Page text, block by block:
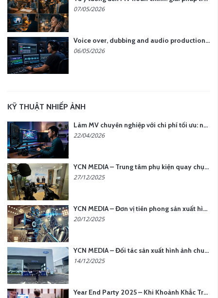
07/05/2026
Voice over, dubbing and audio production services in Vietnam for global content
06/05/2026
KỸ THUẬT NHIẾP ẢNH
Làm MV chuyên nghiệp với chi phí tối ưu: nên chọn quay thực tế hay video AI?
22/04/2026
YCN MEDIA – Trung tâm phụ kiện quay chụp tại Hà Nội
27/12/2025
YCN MEDIA – Đơn vị tiên phong sản xuất hình ảnh & âm thanh bằng AI tại Hà Nội
20/12/2025
YCN MEDIA – Đối tác sản xuất hình ảnh chuyên nghiệp cho doanh nghiệp tại Hà Nội
14/12/2025
Year End Party 2025 – Khi Khoảnh Khắc Trở Thành Dấu Ấn | Gói Ưu Đãi Tháng 12 Từ YCN Media